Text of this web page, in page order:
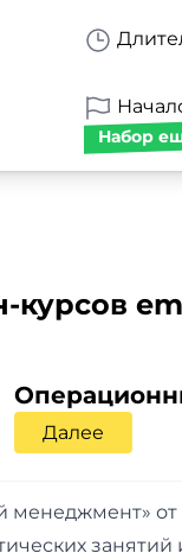
Набор
Далее
от